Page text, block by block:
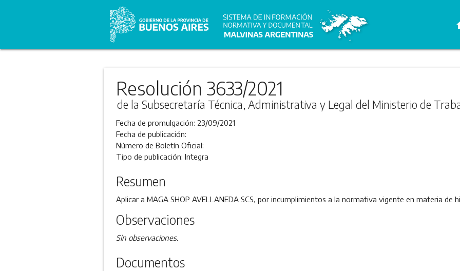
Resolución 3633/2021
de la Subsecretaría Técnica, Administrativa y Legal del Ministerio de
Fecha de promulgación: 23/09/2021
Fecha de publicación:
Número de Boletín Oficial:
Tipo de publicación: Integra
Resumen
Aplicar a MAGA SHOP AVELLANEDA SCS, por incumplimientos a la normativa vigente en materia de
Observaciones
Sin observaciones.
Documentos